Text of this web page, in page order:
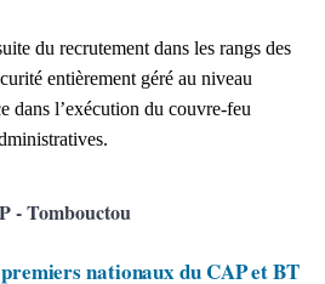
du recrutement dans les rangs des
entièrement géré au niveau
dans l’exécution du couvre-feu
- Tombouctou
nationaux du CAP et BT